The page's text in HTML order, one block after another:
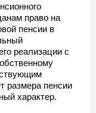
право на
пенсии в
реализации с
размера пенсии
характер.